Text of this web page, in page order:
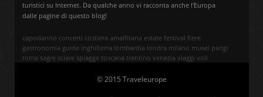
turistici su Internet. Da qualche anno vi racconta anche l'Europa
dalle pagine di questo blog!
capodanno concerti costiera amalfitana estate festival fiere
gastronomia guide inghilterra lombardia londra milano musei parigi
roma sagre sciare spiagge toscana trentino venezia viaggi voli
© 2015 Traveleurope